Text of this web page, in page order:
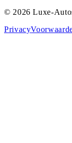
© 2026 Luxe-
Privacy